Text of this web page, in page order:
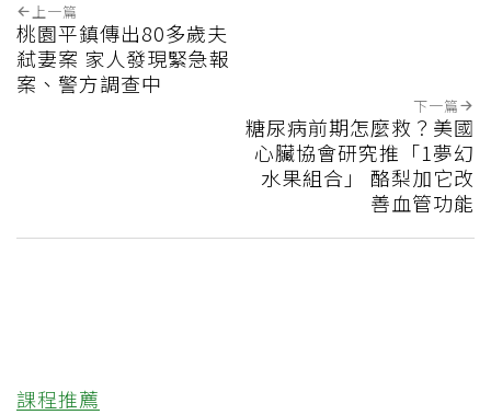
上一篇
桃園平鎮傳出80多歲夫
弒妻案 家人發現緊急報
案、警方調查中
下一篇
糖尿病前期怎麼救？美國
心臟協會研究推「1夢幻
水果組合」 酪梨加它改
善血管功能
課程推薦